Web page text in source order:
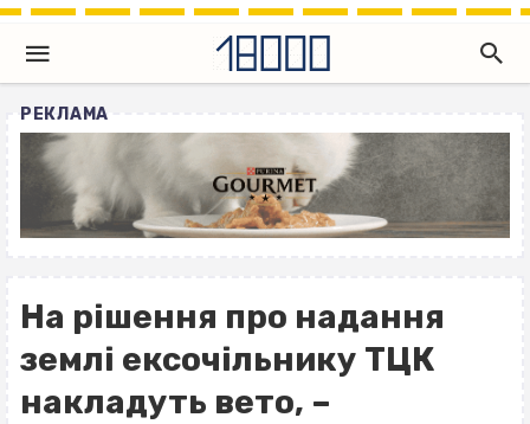
РЕКЛАМА
На рішення про надання
землі ексочільнику ТЦК
накладуть вето, –